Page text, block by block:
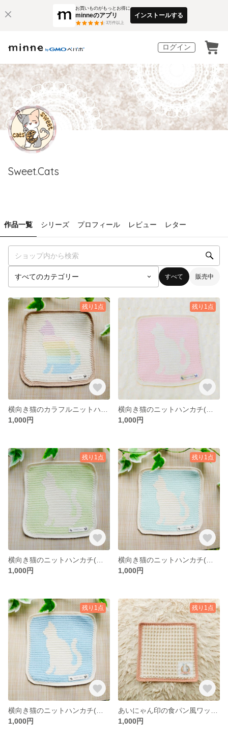
お買いものがもっとお得に
minneのアプリ
3万件以上
インストールする
ログイン
Sweet.Cats
作品一覧 シリーズ プロフィール レビュー レター
すべて 販売中
残り1点
1,000円
残り1点
1,000円
残り1点
1,000円
残り1点
1,000円
残り1点
1,000円
残り1点
1,000円